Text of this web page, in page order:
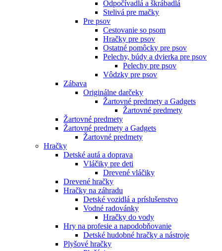
Odpočívadlá a škrábadlá
Stelivá pre mačky
Pre psov
Cestovanie so psom
Hračky pre psov
Ostatné pomôcky pre psov
Pelechy, búdy a dvierka pre psov
Pelechy pre psov
Vôdzky pre psov
Zábava
Originálne darčeky
Žartovné predmety a Gadgets
Žartovné predmety
Žartovné predmety
Žartovné predmety a Gadgets
Žartovné predmety
Hračky
Detské autá a doprava
Vláčiky pre deti
Drevené vláčiky
Drevené hračky
Hračky na záhradu
Detské vozidlá a príslušenstvo
Vodné radovánky
Hračky do vody
Hry na profesie a napodobňovanie
Detské hudobné hračky a nástroje
Plyšové hračky